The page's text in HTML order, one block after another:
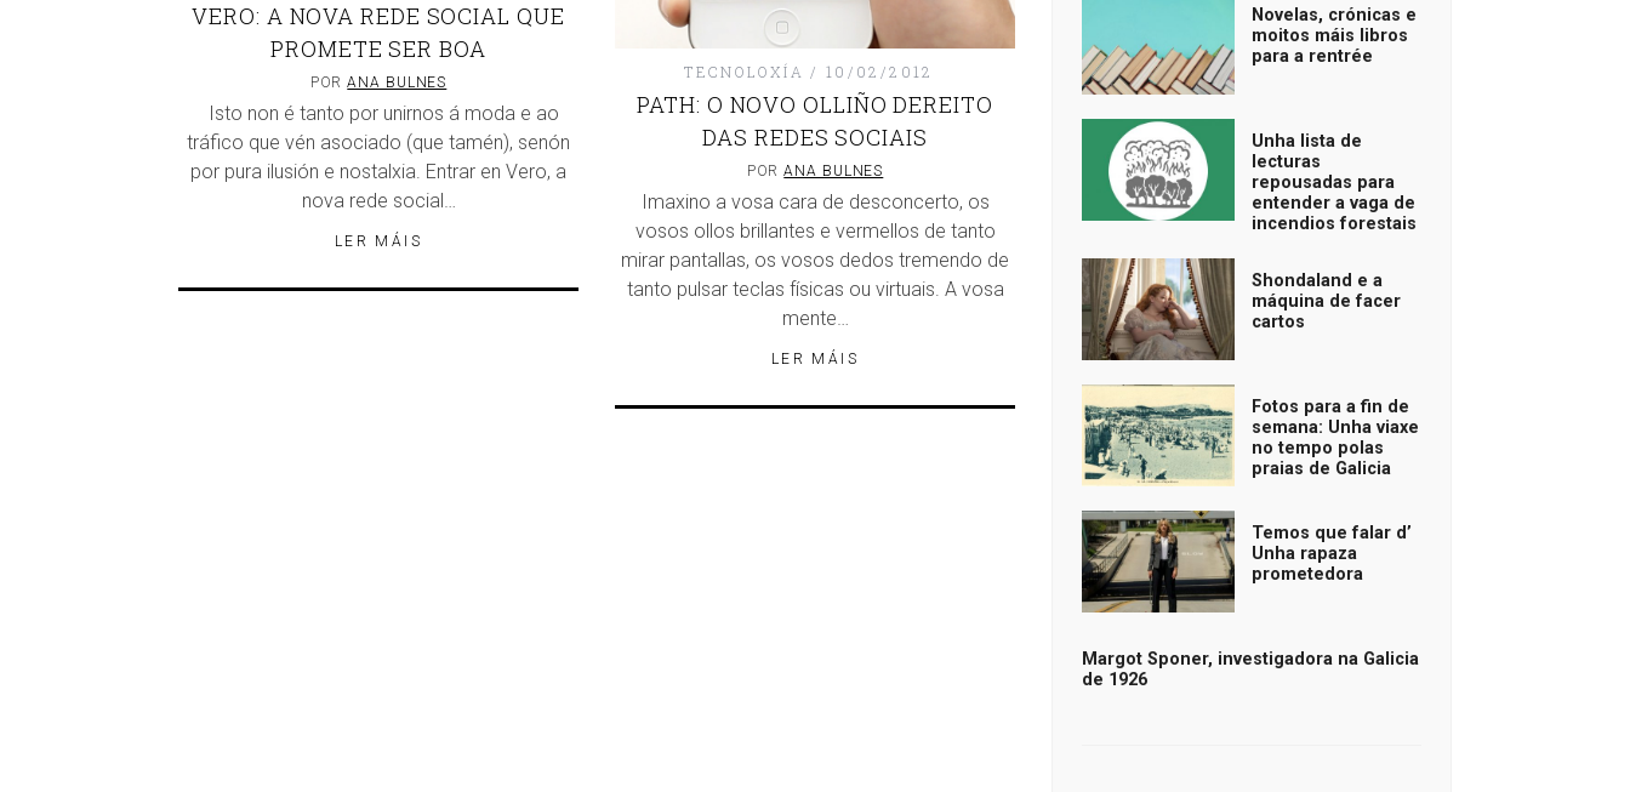
VERO: A NOVA REDE SOCIAL QUE
PROMETE SER BOA
PORANA BULNES
Isto non é tanto por unirnos á moda e ao
tráfico que vén asociado (que tamén), senón
por pura ilusión e nostalxia. Entrar en Vero, a
nova rede social…
LER MÁIS
TECNOLOXÍA 10/02/2012
PATH: O NOVO OLLIÑO DEREITO
DAS REDES SOCIAIS
PORANA BULNES
Imaxino a vosa cara de desconcerto, os
vosos ollos brillantes e vermellos de tanto
mirar pantallas, os vosos dedos tremendo de
tanto pulsar teclas físicas ou virtuais. A vosa
mente…
LER MÁIS
Novelas, crónicas e
moitos máis libros
para a rentrée
Unha lista de
lecturas
repousadas para
entender a vaga de
incendios forestais
Shondaland e a
máquina de facer
cartos
Fotos para a fin de
semana: Unha viaxe
no tempo polas
praias de Galicia
Temos que falar d’
Unha rapaza
prometedora
Margot Sponer, investigadora na Galicia
de 1926